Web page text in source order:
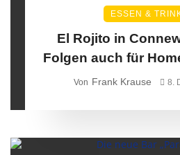
ESSEN &
El Rojito in
Folgen auch für
Von Frank Krause 8.